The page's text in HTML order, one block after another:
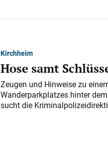
Kirchheim
Hose samt
Zeugen und Hinweise zu
Wanderparkplatzes hinter
sucht die